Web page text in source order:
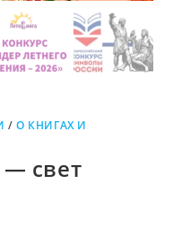
/О КНИГАХ И
— свет